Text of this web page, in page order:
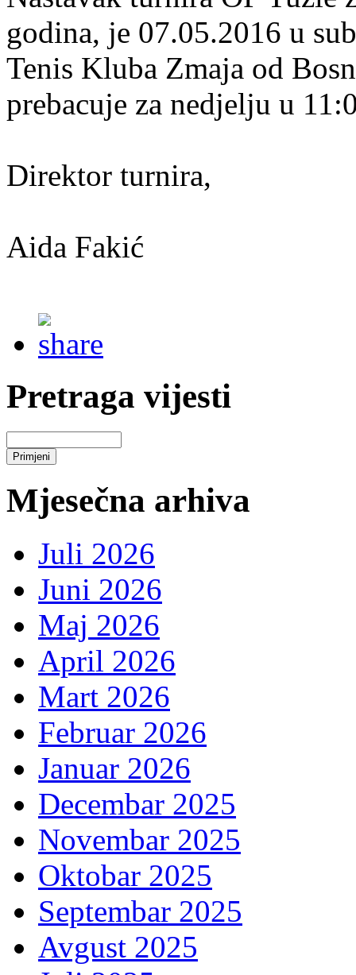
godina, je 07.05.2016 u
Tenis Kluba Zmaja od
prebacuje za nedjelju u
Direktor turnira,
Aida Fakić
Pretraga vijesti
Mjesečna arhiva
Juli 2026
Juni 2026
Maj 2026
April 2026
Mart 2026
Februar 2026
Januar 2026
Decembar 2025
Novembar 2025
Oktobar 2025
Septembar 2025
Avgust 2025